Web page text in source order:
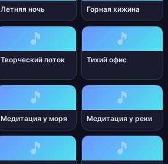
Летняя ночь Горная хижина
🎵
Творческий поток
🎵
Тихий офис
🎵
Медитация у моря
🎵
Медитация у реки
🎵 🎵